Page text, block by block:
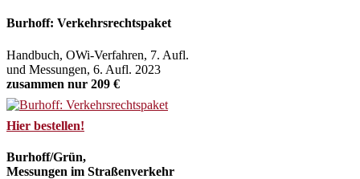
Burhoff: Verkehrsrechtspaket
Handbuch, OWi-Verfahren, 7. Aufl.
und Messungen, 6. Aufl. 2023
zusammen nur 209 €
Hier bestellen!
Burhoff/Grün,
Messungen im Straßenverkehr